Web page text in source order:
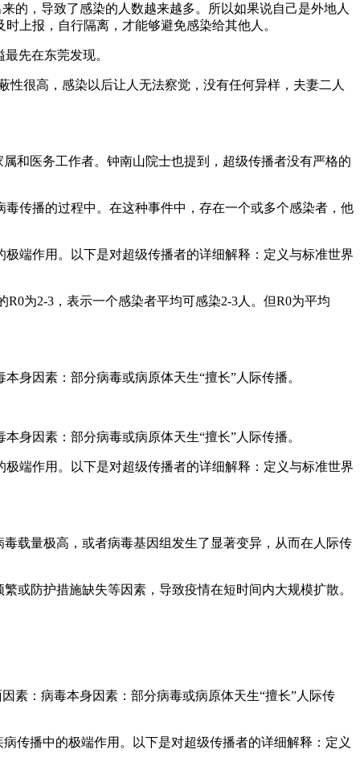
的，导致了感染的人数越来越多。所以如果说自己是外地人
上报，自行隔离，才能够避免感染给其他人。
先在东莞发现。
性很高，感染以后让人无法察觉，没有任何异样，夫妻二人
和医务工作者。钟南山院士也提到，超级传播者没有严格的
传播的过程中。在这种事件中，存在一个或多个感染者，他
端作用。以下是对超级传播者的详细解释：定义与标准世界
为2-3，表示一个感染者平均可感染2-3人。但R0为平均
身因素：部分病毒或病原体天生“擅长”人际传播。
身因素：部分病毒或病原体天生“擅长”人际传播。
端作用。以下是对超级传播者的详细解释：定义与标准世界
载量极高，或者病毒基因组发生了显著变异，从而在人际传
或防护措施缺失等因素，导致疫情在短时间内大规模扩散。
素：病毒本身因素：部分病毒或病原体天生“擅长”人际传
传播中的极端作用。以下是对超级传播者的详细解释：定义